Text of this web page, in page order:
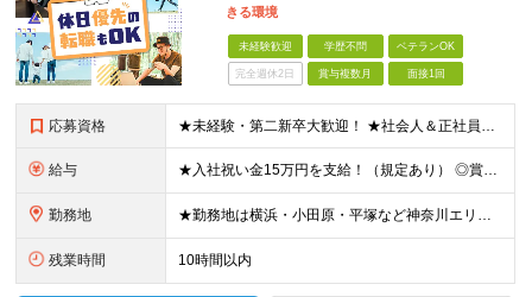
きる環境
未経験歓迎 学歴不問 ベテランOK
完全週休2日 賞与複数月 面接1回
応募資格 ★未経験・第二新卒大歓迎！ ★社会人＆正社員デビューを実現できます♪ ★学歴・転職回数・ブランク不問 ★65歳未満の方（定年年齢を上限とするため） ※人物重視の採用です！ ≪未経験スタートの社員が多
給与 ★入社祝い金15万円を支給！（規定あり） ◎賞与年2回（2.6ヶ月分） ◎通勤手当（月5万円まで） ◎残業手当（全額支給） ◎家族手当（1名につき7,000円支給） ◎夜勤手当（1000円/回 ※1ヶ
勤務地 ★勤務地は横浜・小田原・平塚など神奈川エリア限定！ ★面接1回で入社が可能です。最短1週間での入社も！ 平塚市内（施設先）もしくは隣接する近隣の地域での勤務となります。 ・神奈川県平塚市 ・神奈川県
残業時間 10時間以内